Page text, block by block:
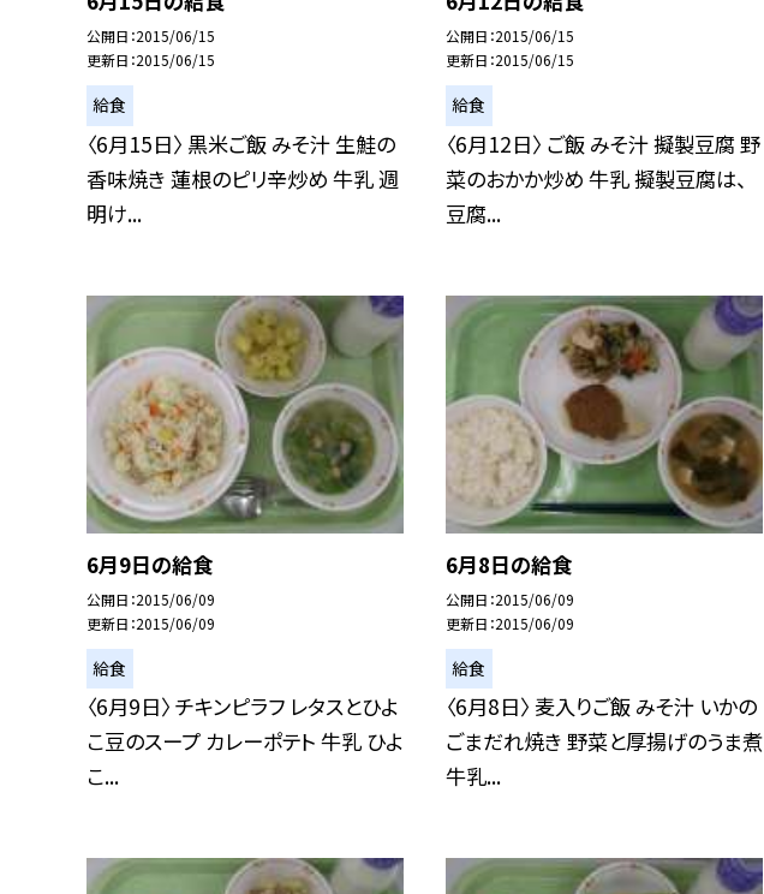
公開日 2015/06/15
更新日 2015/06/15
給食
〈6月15日〉 黒米ご飯 みそ汁 生鮭の
香味焼き 蓮根のピリ辛炒め 牛乳 週
明け...
公開日 2015/06/15
更新日 2015/06/15
給食
〈6月12日〉 ご飯 みそ汁 擬製豆腐 野
菜のおかか炒め 牛乳 擬製豆腐は、
豆腐...
6月9日の給食
公開日 2015/06/09
更新日 2015/06/09
給食
〈6月9日〉 チキンピラフ レタスとひよ
こ豆のスープ カレーポテト 牛乳 ひよ
こ...
6月8日の給食
公開日 2015/06/09
更新日 2015/06/09
給食
〈6月8日〉 麦入りご飯 みそ汁 いかの
ごまだれ焼き 野菜と厚揚げのうま煮
牛乳...